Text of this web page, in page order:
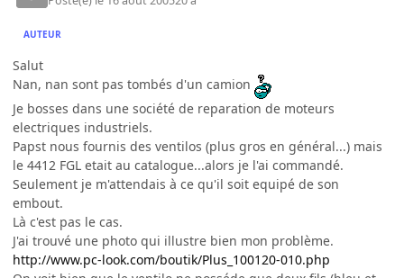
AUTEUR
Salut
Nan, nan sont pas tombés d'un camion
Je bosses dans une société de reparation de moteurs
electriques industriels.
Papst nous fournis des ventilos (plus gros en général...) mais
le 4412 FGL etait au catalogue...alors je l'ai commandé.
Seulement je m'attendais à ce qu'il soit equipé de son
embout.
Là c'est pas le cas.
J'ai trouvé une photo qui illustre bien mon problème.
http://www.pc-look.com/boutik/Plus_100120-010.php